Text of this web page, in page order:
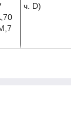
ч. D)